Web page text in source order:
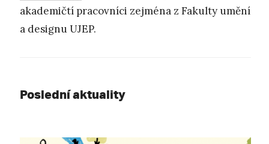
akademičtí pracovníci zejména z Fakulty umění
a designu UJEP.
Poslední aktuality